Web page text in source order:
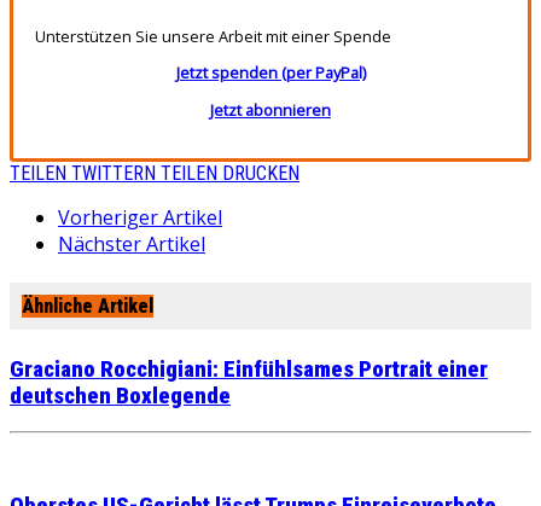
Unterstützen Sie unsere Arbeit mit einer Spende
Jetzt spenden (per PayPal)
Jetzt abonnieren
TEILEN TWITTERN TEILEN DRUCKEN
Vorheriger Artikel
Nächster Artikel
Ähnliche Artikel
Graciano Rocchigiani: Einfühlsames Portrait einer
deutschen Boxlegende